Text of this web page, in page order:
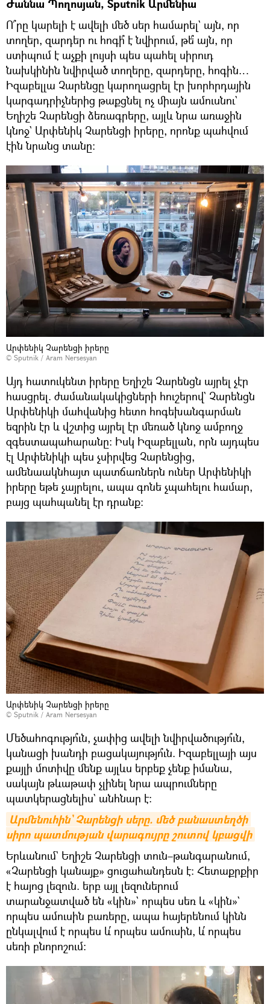
Ժաննա Պողոսյան, Sputnik Արմենիա
Ո՞րը կարելի է ավելի մեծ սեր համարել` այն, որ
տողեր, զարդեր ու հոգի՞ է նվիրում, թե՞ այն, որ
ստիպում է աչքի լույսի պես պահել սիրուդ
նախկինին նվիրված տողերը, զարդերը, հոգին…
Իզաբելլա Չարենցը կարողացրել էր խորհրդային
կարգադրիչներից թաքցնել ոչ միայն ամուսնու`
Եղիշե Չարենցի ձեռագրերը, այլև նրա առաջին
կնոջ` Արփենիկ Չարենցի իրերը, որոնք պահվում
էին նրանց տանը։
Արփենիկ Չարենցի իրերը
© Sputnik / Aram Nersesyan
Այդ հատուկենտ իրերը Եղիշե Չարենցն այրել չէր
հասցրել. ժամանակակիցների հուշերով` Չարենցն
Արփենիկի մահվանից հետո հոգեխանգարման
եզրին էր և վշտից այրել էր մեռած կնոջ ամբողջ
զգեստապահարանը։ Իսկ Իզաբելլան, որն այդպես
էլ Արփենիկի պես չսիրվեց Չարենցից,
ամենաակնհայտ պատճառներն ուներ Արփենիկի
իրերը եթե չայրելու, ապա գոնե չպահելու համար,
բայց պահպանել էր դրանք։
Արփենիկ Չարենցի իրերը
© Sputnik / Aram Nersesyan
Մեծահոգությո՞ւն, չափից ավելի նվիրվածությո՞ւն,
կանացի խանդի բացակայությո՞ւն. Իզաբելլայի այս
քայլի մոտիվը մենք այլևս երբեք չենք իմանա,
սակայն թևաթափ չլինել նրա ապրումները
պատկերացնելիս` անհնար է։
Արմենուհին` Չարենցի սերը. մեծ բանաստեղծի
սիրո պատմության վարագույրը շուտով կբացվի
Երևանում` Եղիշե Չարենցի տուն–թանգարանում,
«Չարենցի կանայք» ցուցահանդեսն է։ Հետաքրքիր
է հայոց լեզուն. երբ այլ լեզուներում
տարանջատված են «կին»` որպես սեռ և «կին»`
որպես ամուսին բառերը, ապա հայերենում կինն
ընկալվում է որպես և՛ որպես ամուսին, և՛ որպես
սեռի բնորոշում։